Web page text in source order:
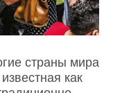
страны мира
как